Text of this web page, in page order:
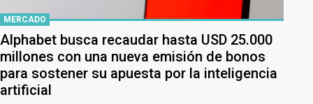
MERCADO
Alphabet busca recaudar hasta USD 25.000
millones con una nueva emisión de bonos
para sostener su apuesta por la inteligencia
artificial